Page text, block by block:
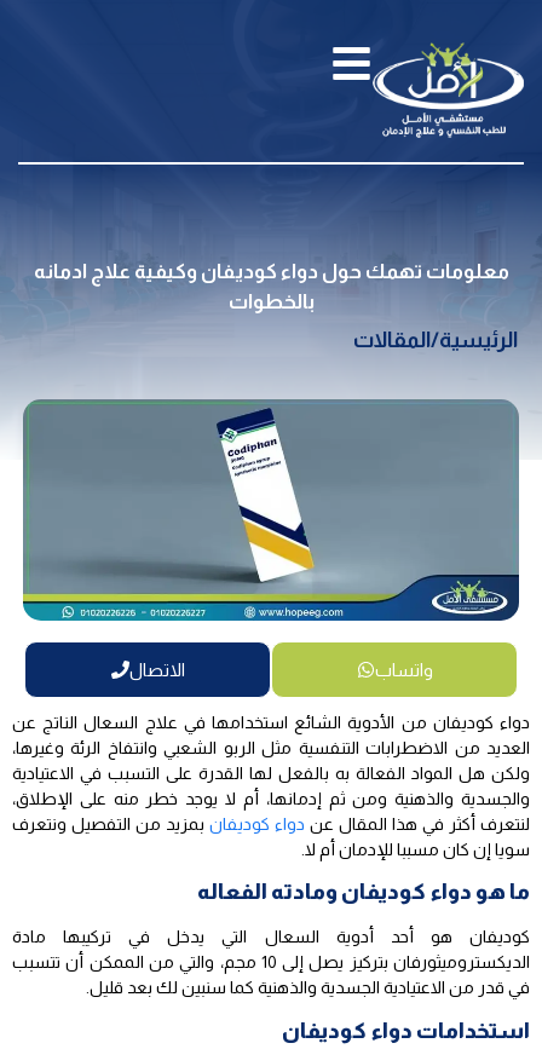
معلومات تهمك حول دواء كوديفان وكيفية علاج ادمانه
بالخطوات
الرئيسية/المقالات
واتساب الاتصال
دواء كوديفان من الأدوية الشائع استخدامها في علاج السعال الناتج عن
العديد من الاضطرابات التنفسية مثل الربو الشعبي وانتفاخ الرئة وغيرها،
ولكن هل المواد الفعالة به بالفعل لها القدرة على التسبب في الاعتيادية
والجسدية والذهنية ومن ثم إدمانها، أم لا يوجد خطر منه على الإطلاق،
لنتعرف أكثر في هذا المقال عن دواء كوديفان بمزيد من التفصيل ونتعرف
سويا إن كان مسببا للإدمان أم لا.
ما هو دواء كوديفان ومادته الفعاله
كوديفان هو أحد أدوية السعال التي يدخل في تركيبها مادة
الديكستروميثورفان بتركيز يصل إلى 10 مجم، والتي من الممكن أن تتسبب
في قدر من الاعتيادية الجسدية والذهنية كما سنبين لك بعد قليل.
استخدامات دواء كوديفان